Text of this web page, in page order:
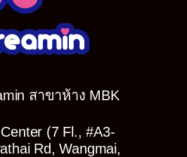
สาขาห้าง MBK
(7 Fl., #A3-
Rd, Wangmai,